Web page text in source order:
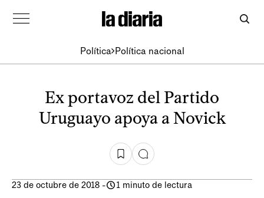
Política Política nacional
Ex portavoz del Partido
Uruguayo apoya a Novick
23 de octubre de 2018 - 1 minuto de lectura